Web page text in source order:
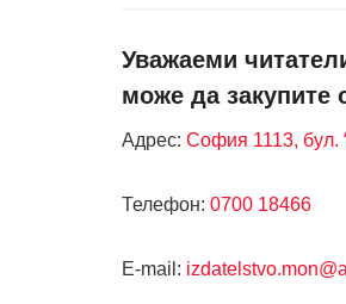
Уважаеми
може да
Адрес: София 1113, бул.
Телефон: 0700 18466
Е-mail: